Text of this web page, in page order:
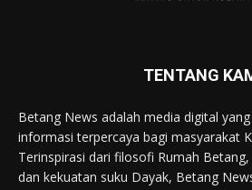
TENTANG
Betang News adalah media digital
informasi terpercaya bagi masyarakat
Terinspirasi dari filosofi Rumah
dan kekuatan suku Dayak, Betang